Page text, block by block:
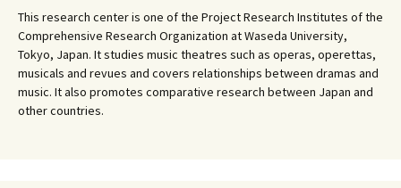
This research center is one of the Project Research Institutes of the
Comprehensive Research Organization at Waseda University,
Tokyo, Japan. It studies music theatres such as operas, operettas,
musicals and revues and covers relationships between dramas and
music. It also promotes comparative research between Japan and
other countries.